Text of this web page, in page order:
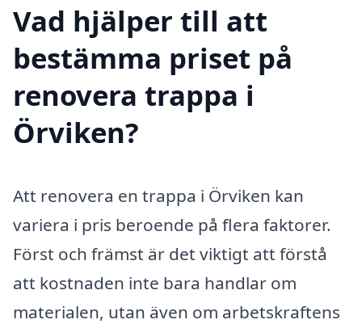
Vad hjälper till att
bestämma priset på
renovera trappa i
Örviken?
Att renovera en trappa i Örviken kan
variera i pris beroende på flera faktorer.
Först och främst är det viktigt att förstå
att kostnaden inte bara handlar om
materialen, utan även om arbetskraftens